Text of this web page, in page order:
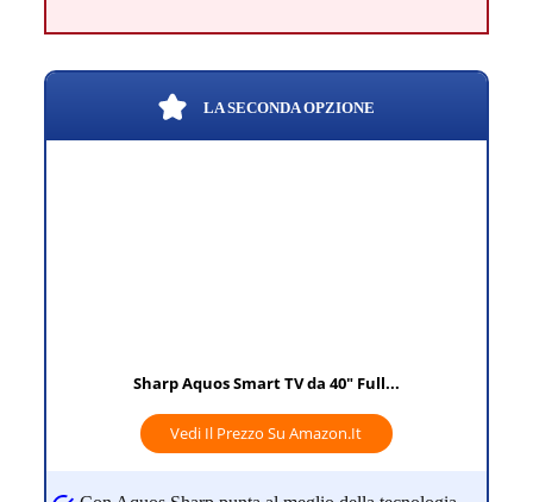
LA SECONDA OPZIONE
Sharp Aquos Smart TV da 40" Full...
Vedi Il Prezzo Su Amazon.it